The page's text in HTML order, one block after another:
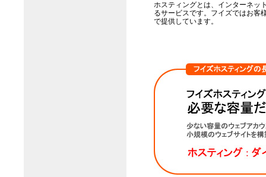
ホスティングとは、インターネッ
るサービスです。フイズではお客
で提供しています。